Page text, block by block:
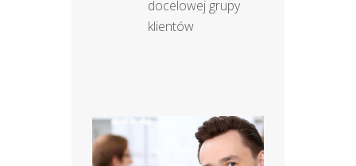
docelowej grupy
klientów